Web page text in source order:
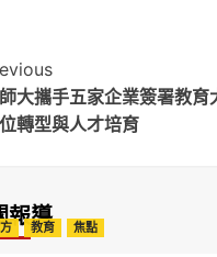
大攜手五家企業簽署教
轉型與人才培育
報導
教育 焦點